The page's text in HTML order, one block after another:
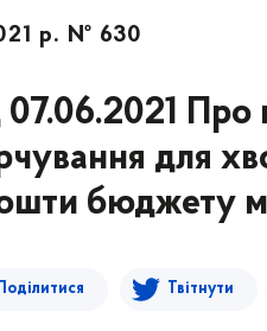
р. № 630
Про
для
бюджету
Твітнути